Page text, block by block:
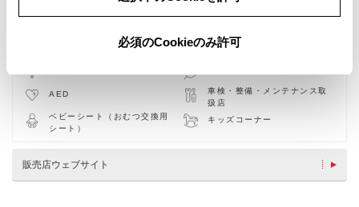
必須のCookieのみ許可
AED
車検・整備・メンテナンス取
扱店
ベビーシート（おむつ交換用
シート）
キッズコーナー
販売店ウェブサイト